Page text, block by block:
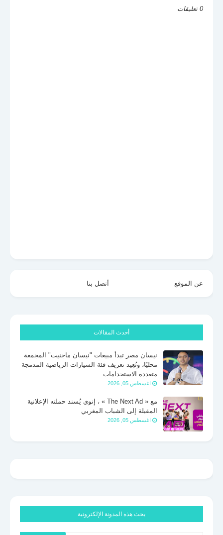
0 تعليقات
عن الموقع أتصل بنا
أحدث المقالات
نيسان مصر تبدأ مبيعات "نيسان ماجنيت" المجمعة
محليًا، وتُعِيد تعريف فئة السيارات الرياضية المدمجة
متعددة الاستخدامات
اغسطس 05, 2026
مع « The Next Ad » ، إنوي يُسند حملته الإعلانية
المقبلة إلى الشباب المغربي
اغسطس 05, 2026
بحث هذه المدونة الإلكترونية